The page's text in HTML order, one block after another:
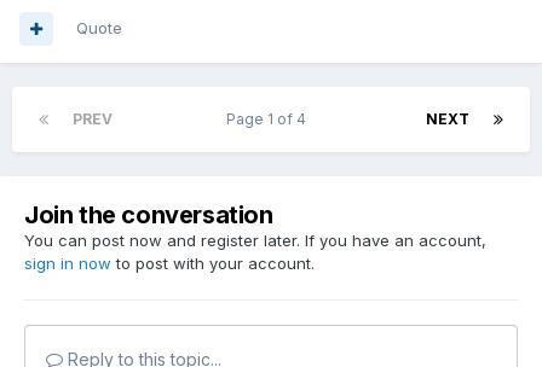
Quote
PREV NEXT
Page 1 of 4
Join the conversation
You can post now and register later. If you have an account,
sign in now to post with your account.
Reply to this topic...